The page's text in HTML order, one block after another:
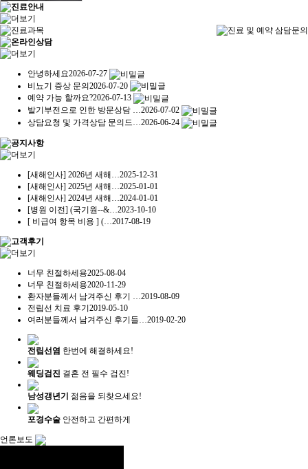
안녕하세요2026-07-27
비뇨기 증상 문의2026-07-20
예약 가능 할까요?2026-07-13
발기부전으로 인한 방문상담 …2026-07-02
상담요청 및 가격상담 문의드… 2026-06-24
[새해인사] 2026년 새해… 2025-12-31
[새해인사] 2025년 새해… 2025-01-01
[새해인사] 2024년 새해… 2024-01-01
[병원 이전] (국기원--&… 2023-10-10
[ 비급여 항목 비용 ] (… 2017-08-19
너무 친절하세용2025-08-04
너무 친절하세용2020-11-29
환자분들께서 남겨주신 후기 … 2019-08-09
전립선 치료 후기2019-05-10
여러분들께서 남겨주신 후기들… 2019-02-20
전립선염 한번에 해결하세요!
웨딩검진 결혼 전 필수 검진!
남성갱년기 젊음을 되찾으세요!
포경수술 안전하고 간편하게
언론보도